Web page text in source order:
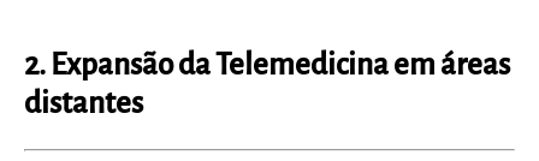
2. Expansão da Telemedicina em áreas
distantes